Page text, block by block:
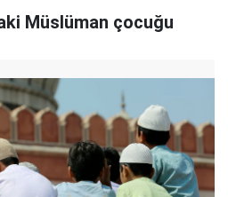
Müslüman çocuğu